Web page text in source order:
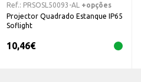
Ref.: PRSOSL50093-AL
+opções
Projector Quadrado Estanque IP65
Soflight
10,46€